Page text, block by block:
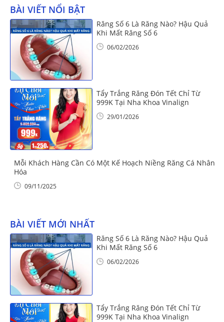
BÀI VIẾT NỔI BẬT
Răng Số 6 Là Răng Nào? Hậu Quả
Khi Mất Răng Số 6
06/02/2026
Tẩy Trắng Răng Đón Tết Chỉ Từ
999K Tại Nha Khoa Vinalign
29/01/2026
Mỗi Khách Hàng Cần Có Một Kế Hoạch Niềng Răng Cá Nhân
Hóa
09/11/2025
BÀI VIẾT MỚI NHẤT
Răng Số 6 Là Răng Nào? Hậu Quả
Khi Mất Răng Số 6
06/02/2026
Tẩy Trắng Răng Đón Tết Chỉ Từ
999K Tại Nha Khoa Vinalign